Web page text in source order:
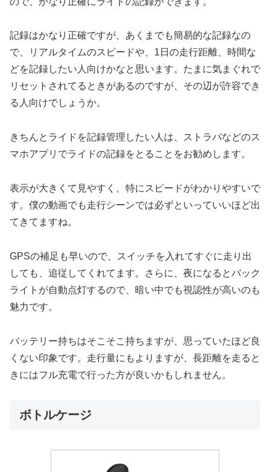
記録はかなり正確ですが、あくまでも簡易的な記録なの
で、リアルタイムのスピードや、1日の走行距離、時間な
どを記録したい人向けかなと思います。たまに気まぐれで
リセットされてるときがあるのですが、その辺が許容でき
る人向けでしょうか。
きちんとライドを記録管理したい人は、ストラバなどのス
マホアプリでライドの記録をとることをお勧めします。
表示が大きくて見やすく、特にスピードがわかりやすいで
す。僕の動画でも走行シーンでは必ずといっていいほど出
てきてますね。
GPSの補足も早いので、スイッチを入れてすぐに走り出
しても、追従してくれてます。さらに、夜になるとバック
ライトが自動点灯するので、暗い中でも視認性が高いのも
魅力です。
バッテリー持ちはそこそこ持ちますが、思っていたほど良
くない印象です。走行量にもよりますが、長距離を走ると
きにはフル充電で行った方が良いかもしれません。
ボトルケージ